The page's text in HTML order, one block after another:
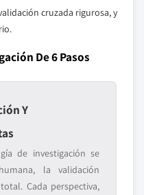
cruzada rigurosa, y
De 6 Pasos
Y
de investigación se
la validación
Cada perspectiva,